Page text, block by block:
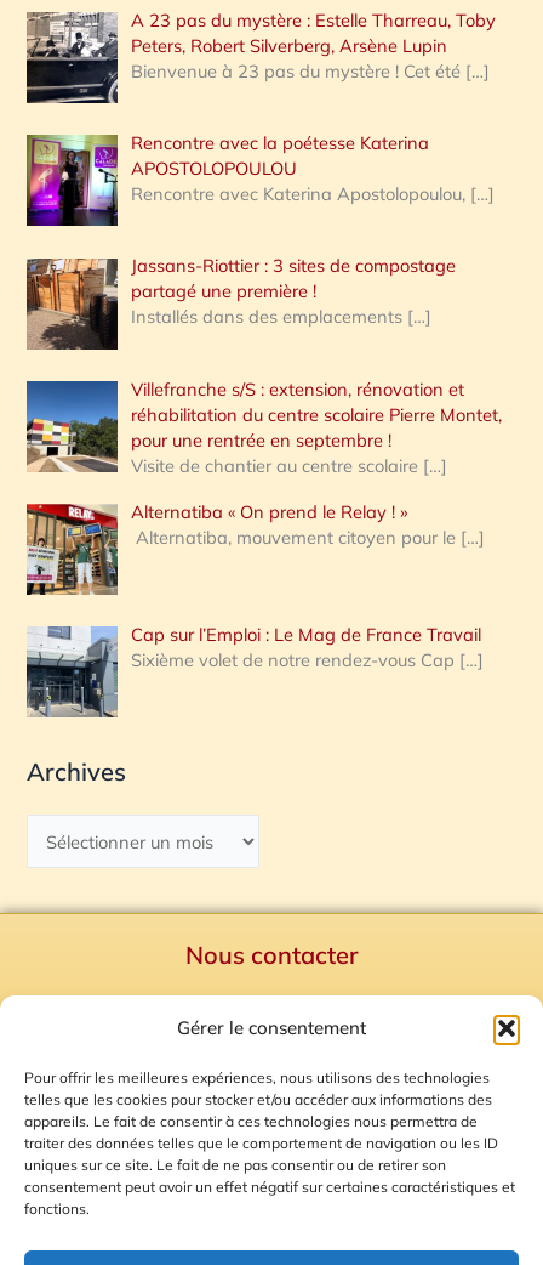
Gérer le consentement
Pour offrir les meilleures expériences, nous utilisons des technologies
telles que les cookies pour stocker et/ou accéder aux informations des
appareils. Le fait de consentir à ces technologies nous permettra de
traiter des données telles que le comportement de navigation ou les ID
uniques sur ce site. Le fait de ne pas consentir ou de retirer son
consentement peut avoir un effet négatif sur certaines caractéristiques et
fonctions.
A 23 pas du mystère : Estelle Tharreau, Toby
Peters, Robert Silverberg, Arsène Lupin
Bienvenue à 23 pas du mystère ! Cet été […]
Rencontre avec la poétesse Katerina
APOSTOLOPOULOU
Rencontre avec Katerina Apostolopoulou, […]
Jassans-Riottier : 3 sites de compostage
partagé une première !
Installés dans des emplacements […]
Villefranche s/S : extension, rénovation et
réhabilitation du centre scolaire Pierre Montet,
pour une rentrée en septembre !
Visite de chantier au centre scolaire […]
Alternatiba « On prend le Relay ! »
Alternatiba, mouvement citoyen pour le […]
Cap sur l’Emploi : Le Mag de France Travail
Sixième volet de notre rendez-vous Cap […]
Archives
Nous contacter
Mentions Légales
Plan du site
Gestion des Cookies